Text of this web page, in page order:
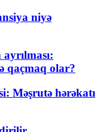
niyə
qaçmaq olar?
Məşrutə hərəkatı